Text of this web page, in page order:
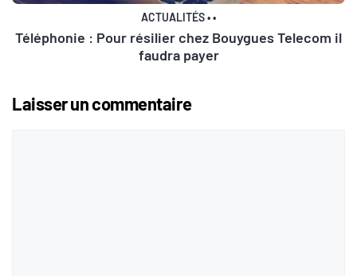
ACTUALITÉS••
Téléphonie : Pour résilier chez Bouygues Telecom il
faudra payer
Laisser un commentaire